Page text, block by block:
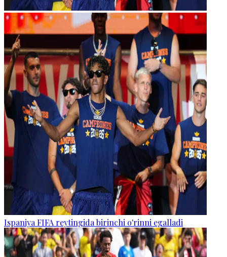
Ispaniya FIFA reytingida birinchi o'rinni egalladi